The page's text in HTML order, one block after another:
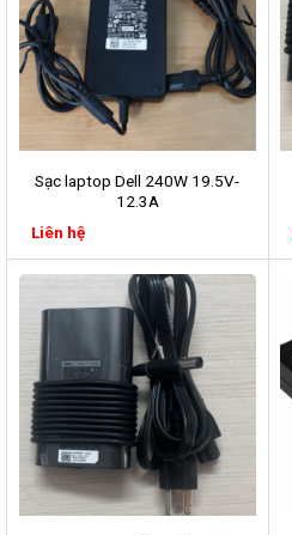
Sạc laptop Dell 240W 19.5V-
12.3A
Liên hệ